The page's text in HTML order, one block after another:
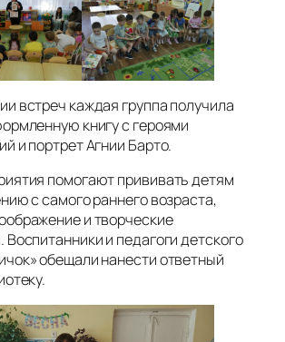
встреч каждая группа получила
книгу с героями
и портрет Агнии Барто.
помогают прививать детям
с самого раннего возраста,
и творческие
Воспитанники и педагоги детского
обещали нанести ответный